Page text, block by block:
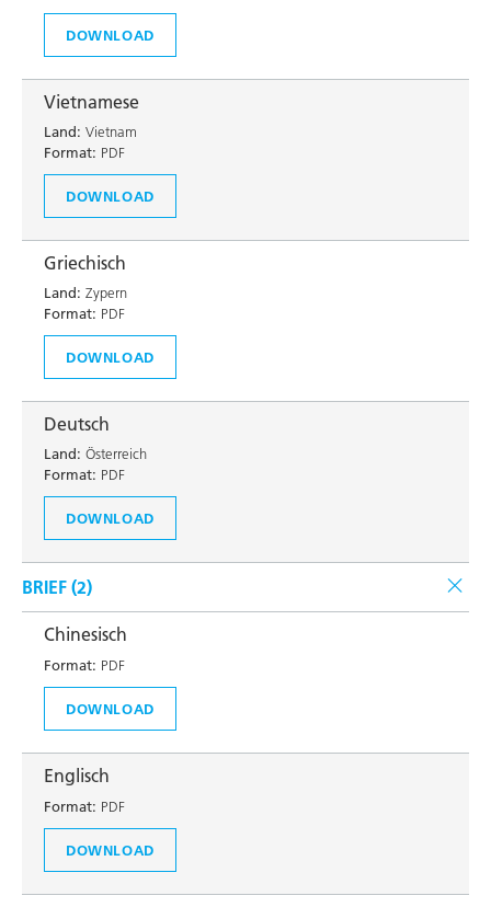
DOWNLOAD
Vietnamese
Land: Vietnam
Format: PDF
DOWNLOAD
Griechisch
Land: Zypern
Format: PDF
DOWNLOAD
Deutsch
Land: Österreich
Format: PDF
DOWNLOAD
BRIEF (2)
Chinesisch
Format: PDF
DOWNLOAD
Englisch
Format: PDF
DOWNLOAD